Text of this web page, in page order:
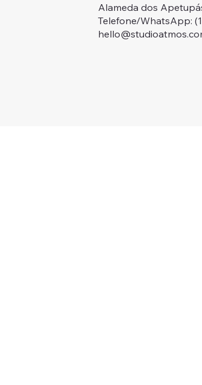
Alameda dos
Telefone/WhatsApp: